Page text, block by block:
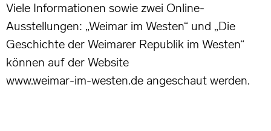
Viele Informationen sowie zwei Online-
Ausstellungen: „Weimar im Westen“ und „Die
Geschichte der Weimarer Republik im Westen“
können auf der Website
www.weimar-im-westen.de angeschaut werden.